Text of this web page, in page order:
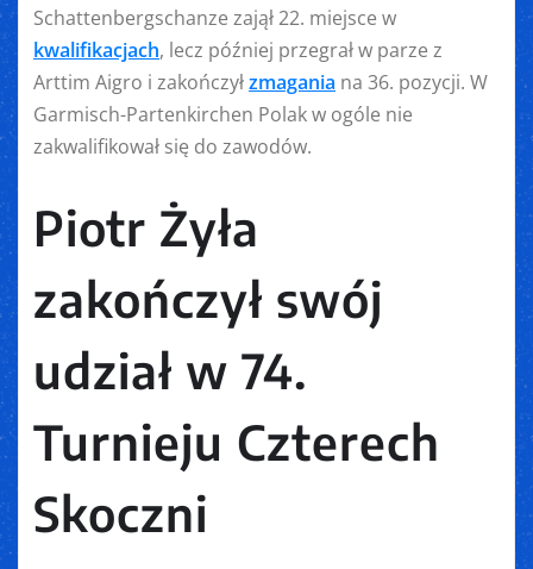
Schattenbergschanze zajął 22. miejsce w
kwalifikacjach, lecz później przegrał w parze z
Arttim Aigro i zakończyłzmagania na 36. pozycji. W
Garmisch-Partenkirchen Polak w ogóle nie
zakwalifikował się do zawodów.
Piotr Żyła
zakończył swój
udział w 74.
Turnieju Czterech
Skoczni